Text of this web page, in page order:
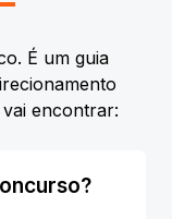
É um guia
encontrar: